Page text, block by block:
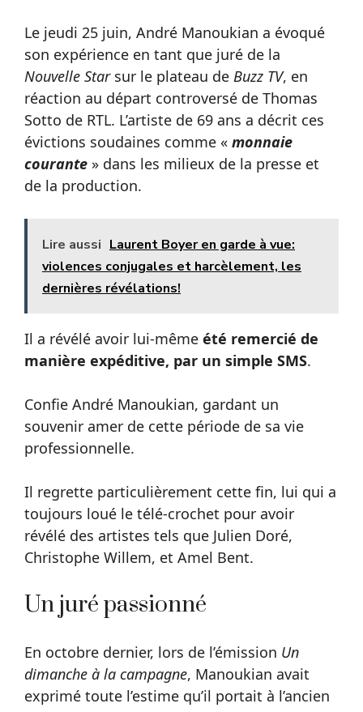
Le jeudi 25 juin, André Manoukian a évoqué
son expérience en tant que juré de la
Nouvelle Starsur le plateau de Buzz TV, en
réaction au départ controversé de Thomas
Sotto de RTL. L’artiste de 69 ans a décrit ces
évictions soudaines comme « monnaie
courante » dans les milieux de la presse et
de la production.
Lire aussi Laurent Boyer en garde à vue:
violences conjugales et harcèlement, les
dernières révélations!
Il a révélé avoir lui-même été remercié de
manière expéditive, par un simple SMS.
Confie André Manoukian, gardant un
souvenir amer de cette période de sa vie
professionnelle.
Il regrette particulièrement cette fin, lui qui a
toujours loué le télé-crochet pour avoir
révélé des artistes tels que Julien Doré,
Christophe Willem, et Amel Bent.
Un juré passionné
En octobre dernier, lors de l’émission Un
dimanche à la campagne, Manoukian avait
exprimé toute l’estime qu’il portait à l’ancien